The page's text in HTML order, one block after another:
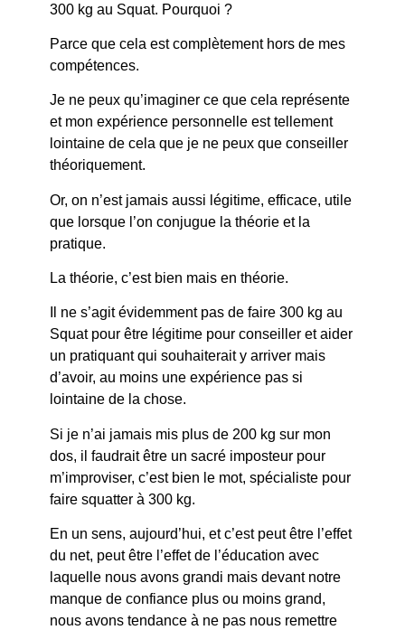
300 kg au Squat. Pourquoi ?
Parce que cela est complètement hors de mes
compétences.
Je ne peux qu’imaginer ce que cela représente
et mon expérience personnelle est tellement
lointaine de cela que je ne peux que conseiller
théoriquement.
Or, on n’est jamais aussi légitime, efficace, utile
que lorsque l’on conjugue la théorie et la
pratique.
La théorie, c’est bien mais en théorie.
Il ne s’agit évidemment pas de faire 300 kg au
Squat pour être légitime pour conseiller et aider
un pratiquant qui souhaiterait y arriver mais
d’avoir, au moins une expérience pas si
lointaine de la chose.
Si je n’ai jamais mis plus de 200 kg sur mon
dos, il faudrait être un sacré imposteur pour
m’improviser, c’est bien le mot, spécialiste pour
faire squatter à 300 kg.
En un sens, aujourd’hui, et c’est peut être l’effet
du net, peut être l’effet de l’éducation avec
laquelle nous avons grandi mais devant notre
manque de confiance plus ou moins grand,
nous avons tendance à ne pas nous remettre